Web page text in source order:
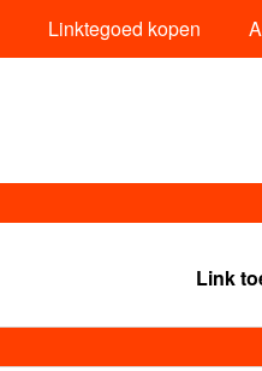
Linktegoed kopen
Link